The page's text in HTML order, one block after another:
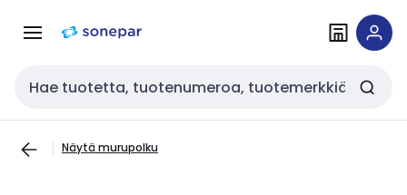
navigointiinsisältöön
Haku
Näytä murupolku